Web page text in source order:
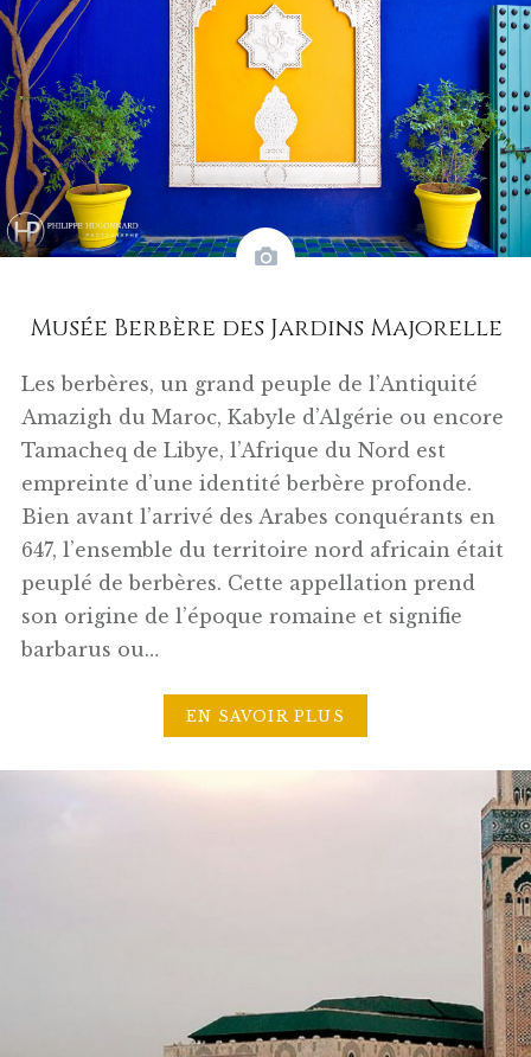
Musée Berbère des Jardins Majorelle
Les berbères, un grand peuple de l’Antiquité
Amazigh du Maroc, Kabyle d’Algérie ou encore
Tamacheq de Libye, l’Afrique du Nord est
empreinte d’une identité berbère profonde.
Bien avant l’arrivé des Arabes conquérants en
647, l’ensemble du territoire nord africain était
peuplé de berbères. Cette appellation prend
son origine de l’époque romaine et signifie
barbarus ou…
EN SAVOIR PLUS